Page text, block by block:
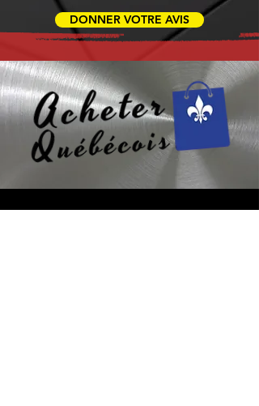
DONNER VOTRE AVIS